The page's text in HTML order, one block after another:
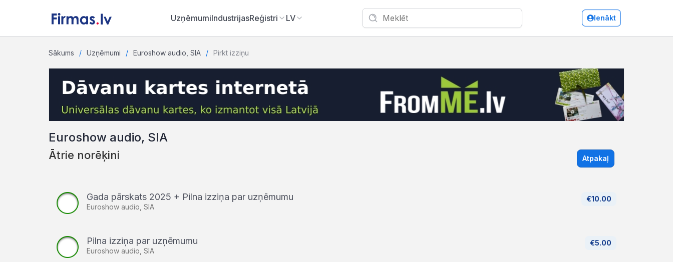
UzņēmumiIndustrijasReģistri LV Ienākt
Sākums Uzņēmumi Euroshow audio, SIA Pirkt izziņu
Euroshow audio, SIA
Ātrie norēķini Atpakaļ
€10.00
Gada pārskats 2025 + Pilna izziņa par uzņēmumu
Euroshow audio, SIA
€5.00
Pilna izziņa par uzņēmumu
Euroshow audio, SIA